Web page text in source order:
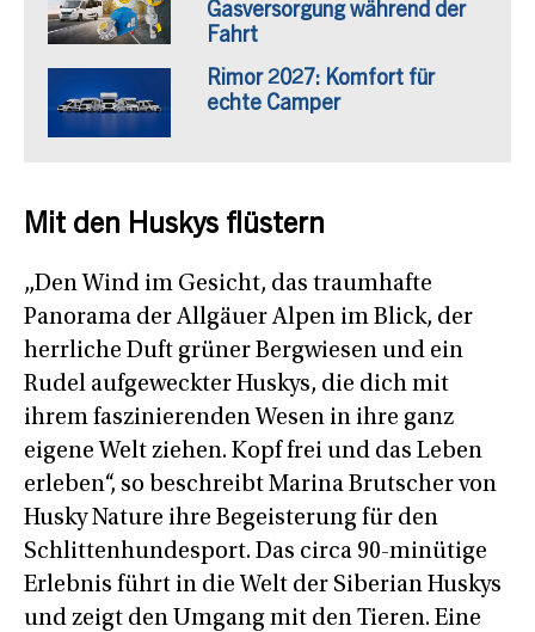
Gasversorgung während der
Fahrt
Rimor 2027: Komfort für
echte Camper
Mit den Huskys flüstern
„Den Wind im Gesicht, das traumhafte
Panorama der Allgäuer Alpen im Blick, der
herrliche Duft grüner Bergwiesen und ein
Rudel aufgeweckter Huskys, die dich mit
ihrem faszinierenden Wesen in ihre ganz
eigene Welt ziehen. Kopf frei und das Leben
erleben“, so beschreibt Marina Brutscher von
Husky Nature ihre Begeisterung für den
Schlittenhundesport. Das circa 90-minütige
Erlebnis führt in die Welt der Siberian Huskys
und zeigt den Umgang mit den Tieren. Eine